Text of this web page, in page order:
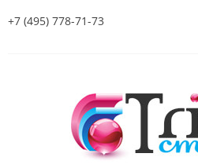
+7 (495) 778-71-73